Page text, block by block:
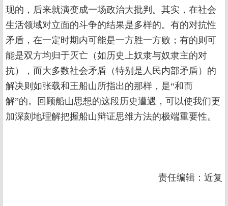
现的，后来就演变成一场政治大批判。其实，在社会
生活领域对立面的斗争的结果是多样的。有的对抗性
矛盾，在一定时期内可能是一方胜一方败；有的则可
能是双方均归于灭亡（如历史上奴隶与奴隶主的对
抗），而大多数社会矛盾（特别是人民内部矛盾）的
解决则如张载和王船山所指出的那样，是“和而
解”的。回顾船山思想的这段历史遭遇，可以使我们更
加深刻地理解把握船山辩证思维方法的极端重要性。
责任编辑：近复